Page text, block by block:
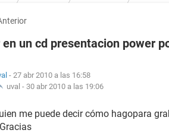
en un cd presentacion power
- 27 abr 2010 a las 16:58
uval - 30 abr 2010 a las 19:06
me puede decir cómo hagopara